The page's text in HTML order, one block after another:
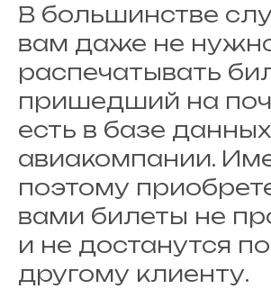
В большинстве
вам даже не
распечатывать
пришедший на
есть в базе данных
авиакомпании.
поэтому
вами билеты не
и не достанутся
другому клиенту.